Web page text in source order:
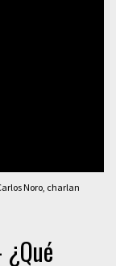
Noro, charlan